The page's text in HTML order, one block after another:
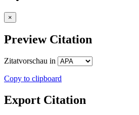
×
Preview Citation
Zitatvorschau in
Copy to clipboard
Export Citation